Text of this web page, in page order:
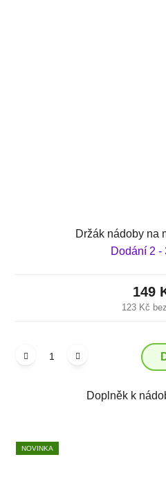
Držák nádoby na
Dodání 2 -
123 Kč
149
Doplněk k
NOVINKA